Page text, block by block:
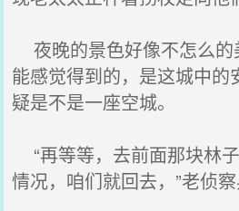
夜晚的景色好像不怎么的
能感觉得到的，是这城中的
疑是不是一座空城。
“再等等，去前面那块林
情况，咱们就回去，”老侦察